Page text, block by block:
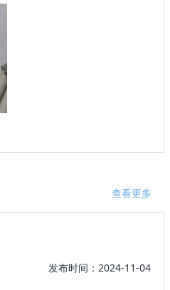
查看更多
发布时间：2024-11-04